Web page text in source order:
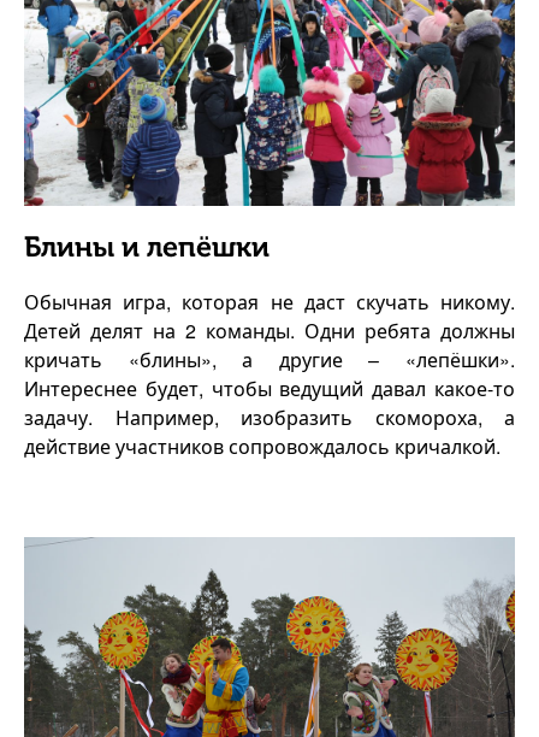
Блины и лепёшки
Обычная игра, которая не даст скучать никому.
Детей делят на 2 команды. Одни ребята должны
кричать «блины», а другие – «лепёшки».
Интереснее будет, чтобы ведущий давал какое-то
задачу. Например, изобразить скомороха, а
действие участников сопровождалось кричалкой.